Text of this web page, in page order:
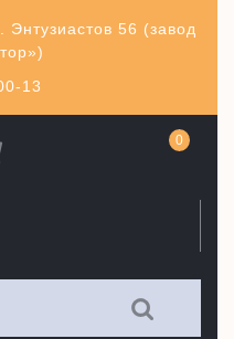
13
Энтузиастов 56 (завод
0